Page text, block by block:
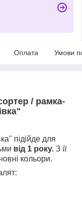
Оплата Умови
/ рамка-
підійде для
від 1 року. З її
кольори.